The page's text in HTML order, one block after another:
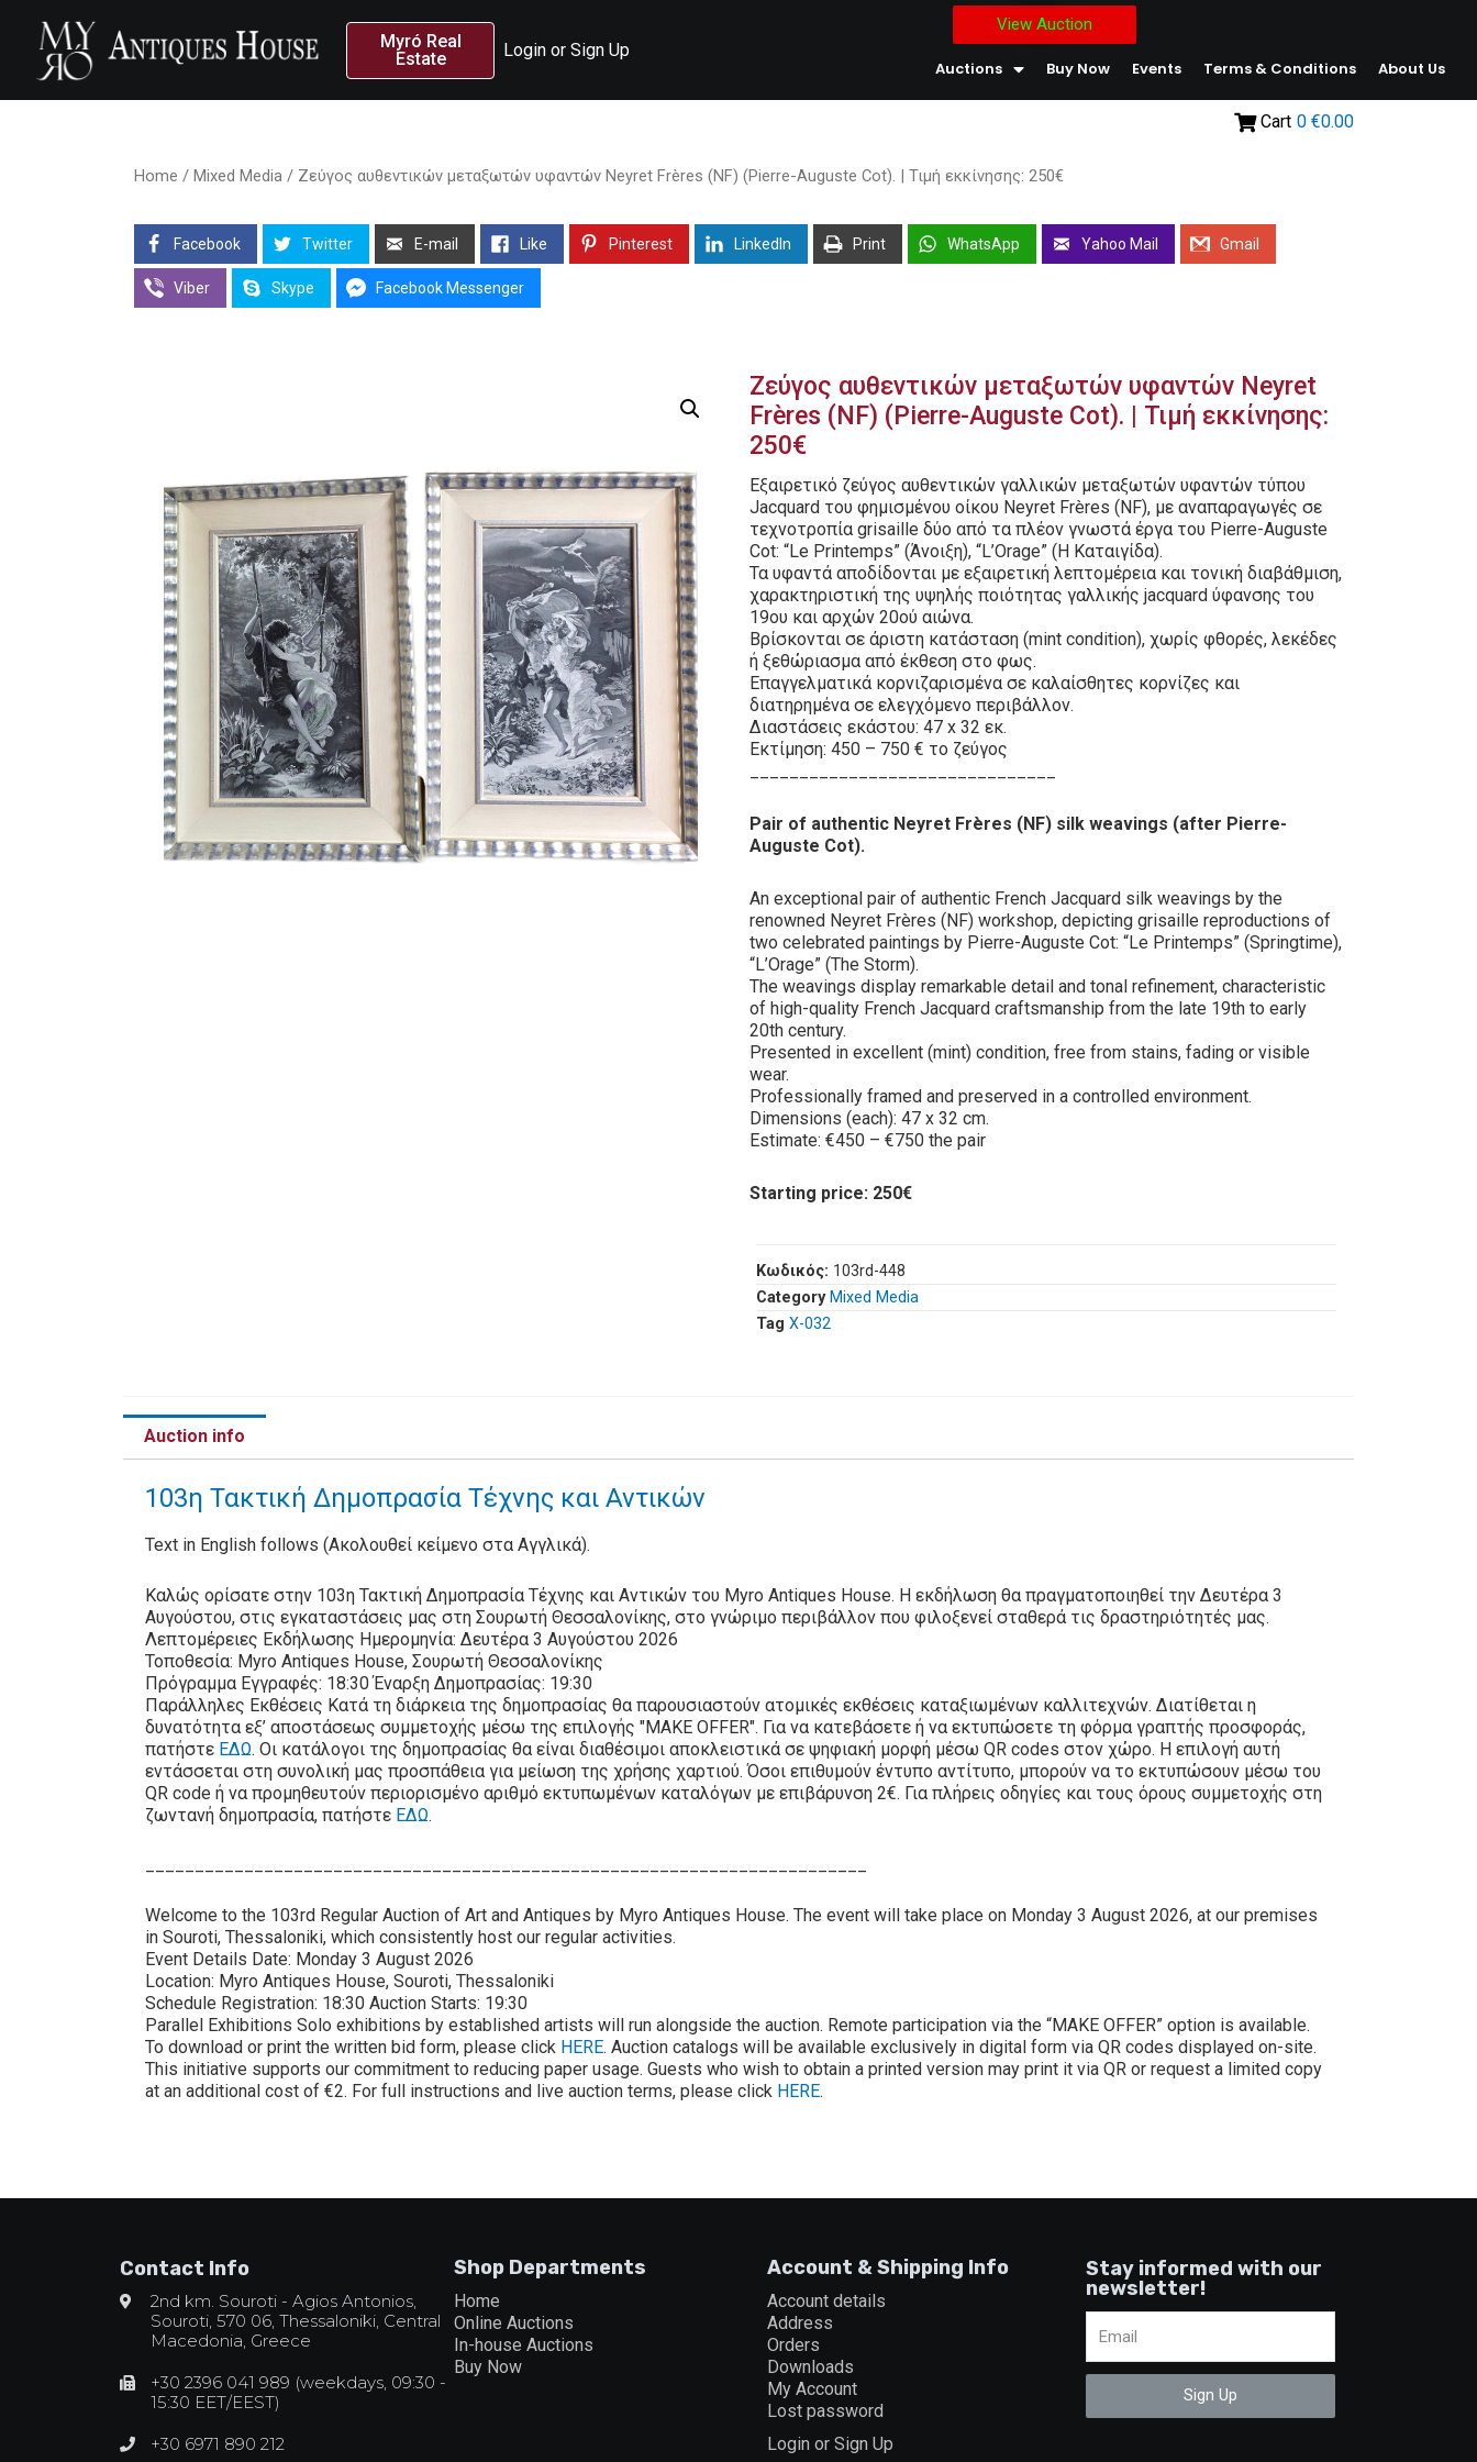
Myró Real
Estate
Login or Sign Up
View Auction
Auctions Buy Now Events Terms & Conditions About Us
Cart 0 €0.00
Home / Mixed Media / Ζεύγος αυθεντικών μεταξωτών υφαντών Neyret Frères (NF) (Pierre-Auguste Cot). | Τιμή εκκίνησης: 250€
Facebook Twitter E-mail Like Pinterest LinkedIn Print WhatsApp Yahoo Mail Gmail
Viber Skype Facebook Messenger
Ζεύγος αυθεντικών μεταξωτών υφαντών Neyret
Frères (NF) (Pierre-Auguste Cot). | Τιμή εκκίνησης:
250€
Εξαιρετικό ζεύγος αυθεντικών γαλλικών μεταξωτών υφαντών τύπου
Jacquard του φημισμένου οίκου Neyret Frères (NF), με αναπαραγωγές σε
τεχνοτροπία grisaille δύο από τα πλέον γνωστά έργα του Pierre-Auguste
Cot: “Le Printemps” (Άνοιξη), “L’Orage” (Η Καταιγίδα).
Τα υφαντά αποδίδονται με εξαιρετική λεπτομέρεια και τονική διαβάθμιση,
χαρακτηριστική της υψηλής ποιότητας γαλλικής jacquard ύφανσης του
19ου και αρχών 20ού αιώνα.
Βρίσκονται σε άριστη κατάσταση (mint condition), χωρίς φθορές, λεκέδες
ή ξεθώριασμα από έκθεση στο φως.
Επαγγελματικά κορνιζαρισμένα σε καλαίσθητες κορνίζες και
διατηρημένα σε ελεγχόμενο περιβάλλον.
Διαστάσεις εκάστου: 47 x 32 εκ.
Εκτίμηση: 450 – 750 € το ζεύγος
Pair of authentic Neyret Frères (NF) silk weavings (after Pierre-
Auguste Cot).
An exceptional pair of authentic French Jacquard silk weavings by the
renowned Neyret Frères (NF) workshop, depicting grisaille reproductions of
two celebrated paintings by Pierre-Auguste Cot: “Le Printemps” (Springtime),
“L’Orage” (The Storm).
The weavings display remarkable detail and tonal refinement, characteristic
of high-quality French Jacquard craftsmanship from the late 19th to early
20th century.
Presented in excellent (mint) condition, free from stains, fading or visible
wear.
Professionally framed and preserved in a controlled environment.
Dimensions (each): 47 x 32 cm.
Estimate: €450 – €750 the pair
Starting price: 250€
Κωδικός: 103rd-448
Category Mixed Media
Tag Χ-032
Auction info
103η Τακτική Δημοπρασία Τέχνης και Αντικών
Text in English follows (Ακολουθεί κείμενο στα Αγγλικά).
Καλώς ορίσατε στην 103η Τακτική Δημοπρασία Τέχνης και Αντικών του Myro Antiques House. Η εκδήλωση θα πραγματοποιηθεί την Δευτέρα 3
Αυγούστου, στις εγκαταστάσεις μας στη Σουρωτή Θεσσαλονίκης, στο γνώριμο περιβάλλον που φιλοξενεί σταθερά τις δραστηριότητές μας.
Λεπτομέρειες Εκδήλωσης Ημερομηνία: Δευτέρα 3 Αυγούστου 2026
Τοποθεσία: Myro Antiques House, Σουρωτή Θεσσαλονίκης
Πρόγραμμα Εγγραφές: 18:30 Έναρξη Δημοπρασίας: 19:30
Παράλληλες Εκθέσεις Κατά τη διάρκεια της δημοπρασίας θα παρουσιαστούν ατομικές εκθέσεις καταξιωμένων καλλιτεχνών. Διατίθεται η
δυνατότητα εξ’ αποστάσεως συμμετοχής μέσω της επιλογής "MAKE OFFER". Για να κατεβάσετε ή να εκτυπώσετε τη φόρμα γραπτής προσφοράς,
πατήστε ΕΔΩ. Οι κατάλογοι της δημοπρασίας θα είναι διαθέσιμοι αποκλειστικά σε ψηφιακή μορφή μέσω QR codes στον χώρο. Η επιλογή αυτή
εντάσσεται στη συνολική μας προσπάθεια για μείωση της χρήσης χαρτιού. Όσοι επιθυμούν έντυπο αντίτυπο, μπορούν να το εκτυπώσουν μέσω του
QR code ή να προμηθευτούν περιορισμένο αριθμό εκτυπωμένων καταλόγων με επιβάρυνση 2€. Για πλήρεις οδηγίες και τους όρους συμμετοχής στη
ζωντανή δημοπρασία, πατήστε ΕΔΩ.
Welcome to the 103rd Regular Auction of Art and Antiques by Myro Antiques House. The event will take place on Monday 3 August 2026, at our premises
in Souroti, Thessaloniki, which consistently host our regular activities.
Event Details Date: Monday 3 August 2026
Location: Myro Antiques House, Souroti, Thessaloniki
Schedule Registration: 18:30 Auction Starts: 19:30
Parallel Exhibitions Solo exhibitions by established artists will run alongside the auction. Remote participation via the “MAKE OFFER” option is available.
To download or print the written bid form, please click HERE. Auction catalogs will be available exclusively in digital form via QR codes displayed on-site.
This initiative supports our commitment to reducing paper usage. Guests who wish to obtain a printed version may print it via QR or request a limited copy
at an additional cost of €2. For full instructions and live auction terms, please click HERE.
Contact Info
2nd km. Souroti - Agios Antonios,
Souroti, 570 06, Thessaloniki, Central
Macedonia, Greece
+30 2396 041 989 (weekdays, 09:30 -
15:30 EET/EEST)
+30 6971 890 212
Shop Departments
Home
Online Auctions
In-house Auctions
Buy Now
Account & Shipping Info
Account details
Address
Orders
Downloads
My Account
Lost password
Login or Sign Up
Stay informed with our
newsletter!
Sign Up